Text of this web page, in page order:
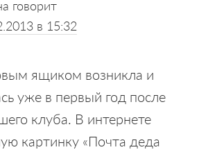
говорит
в 15:32
ящиком возникла и
уже в первый год после
клуба. В интернете
картинку «Почта деда